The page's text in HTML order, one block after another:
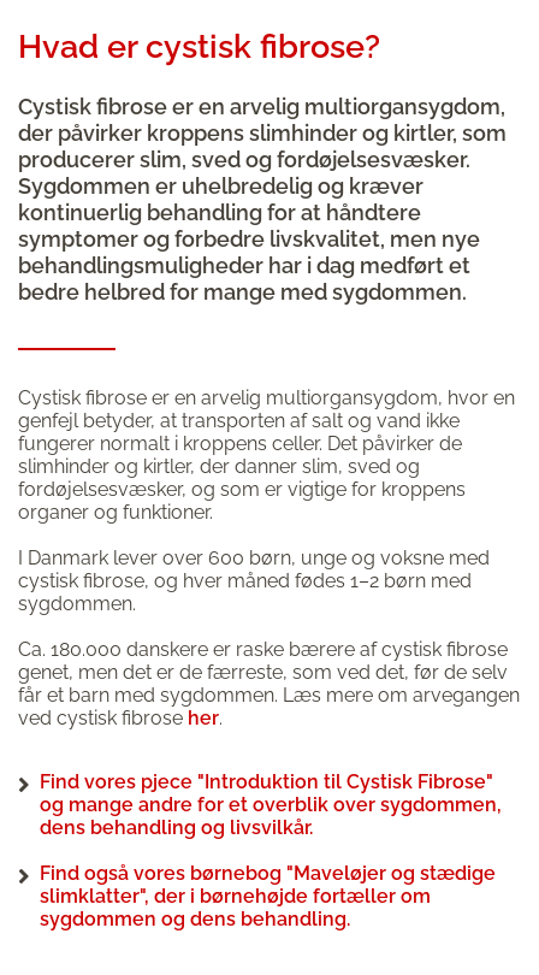
Hvad er cystisk fibrose?
Cystisk fibrose er en arvelig multiorgansygdom,
der påvirker kroppens slimhinder og kirtler, som
producerer slim, sved og fordøjelsesvæsker.
Sygdommen er uhelbredelig og kræver
kontinuerlig behandling for at håndtere
symptomer og forbedre livskvalitet, men nye
behandlingsmuligheder har i dag medført et
bedre helbred for mange med sygdommen.
Cystisk fibrose er en arvelig multiorgansygdom, hvor en
genfejl betyder, at transporten af salt og vand ikke
fungerer normalt i kroppens celler. Det påvirker de
slimhinder og kirtler, der danner slim, sved og
fordøjelsesvæsker, og som er vigtige for kroppens
organer og funktioner.
I Danmark lever over 600 børn, unge og voksne med
cystisk fibrose, og hver måned fødes 1–2 børn med
sygdommen.
Ca. 180.000 danskere er raske bærere af cystisk fibrose
genet, men det er de færreste, som ved det, før de selv
får et barn med sygdommen. Læs mere om arvegangen
ved cystisk fibrose her.
Find vores pjece "Introduktion til Cystisk Fibrose"
og mange andre for et overblik over sygdommen,
dens behandling og livsvilkår.
Find også vores børnebog "Maveløjer og stædige
slimklatter", der i børnehøjde fortæller om
sygdommen og dens behandling.